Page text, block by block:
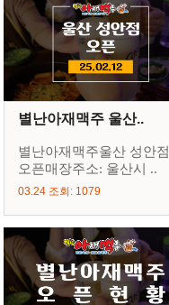
별난아재맥주 울산..
별난아재맥주울산 성안점
오픈매장주소: 울산시 ..
03.24 조회: 1079